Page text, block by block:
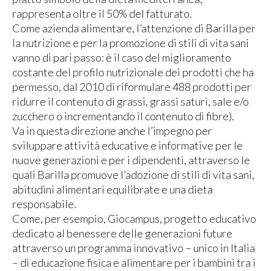
rappresenta oltre il 50% del fatturato.
Come azienda alimentare, l’attenzione di Barilla per
la nutrizione e per la promozione di stili di vita sani
vanno di pari passo: è il caso del miglioramento
costante del profilo nutrizionale dei prodotti che ha
permesso, dal 2010 di riformulare 488 prodotti per
ridurre il contenuto di grassi, grassi saturi, sale e/o
zucchero o incrementando il contenuto di fibre).
Va in questa direzione anche l’impegno per
sviluppare attività educative e informative per le
nuove generazioni e per i dipendenti, attraverso le
quali Barilla promuove l’adozione di stili di vita sani,
abitudini alimentari equilibrate e una dieta
responsabile.
Come, per esempio, Giocampus, progetto educativo
dedicato al benessere delle generazioni future
attraverso un programma innovativo – unico in Italia
– di educazione fisica e alimentare per i bambini tra i